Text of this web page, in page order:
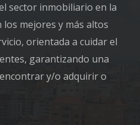
sector inmobiliario en la
los mejores y más altos
orientada a cuidar el
garantizando una
y/o adquirir o